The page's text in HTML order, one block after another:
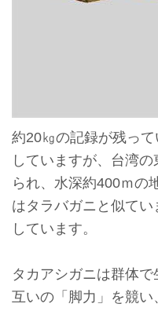
報
学
習
リ
ソ
ス
約20㎏の記録が残っ
していますが、台湾
られ、水深約400ｍの
はタラバガニと似て
しています。
タカアシガニは群体
互いの「脚力」を競